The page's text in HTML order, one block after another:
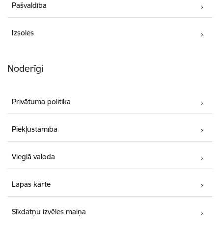
Pašvaldība
Izsoles
Noderīgi
Privātuma politika
Piekļūstamība
Vieglā valoda
Lapas karte
Sīkdatņu izvēles maiņa